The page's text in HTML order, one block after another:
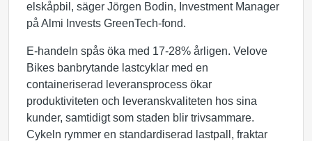
elskåpbil, säger Jörgen Bodin, Investment Manager
på Almi Invests GreenTech-fond.
E-handeln spås öka med 17-28% årligen. Velove
Bikes banbrytande lastcyklar med en
containeriserad leveransprocess ökar
produktiviteten och leveranskvaliteten hos sina
kunder, samtidigt som staden blir trivsammare.
Cykeln rymmer en standardiserad lastpall, fraktar